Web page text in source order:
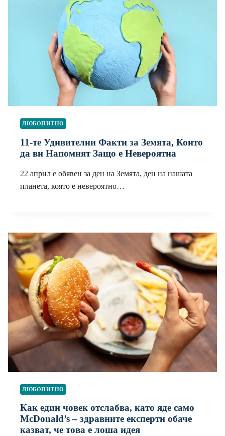
ЛЮБОПИТНО
11-те Удивителни Факти за Земята, Които
да ви Напомнят Защо е Невероятна
22 април е обявен за ден на Земята, ден на нашата
планета, която е невероятно…
ЛЮБОПИТНО
Как един човек отслабва, като яде само
McDonald’s – здравните експерти обаче
казват, че това е лоша идея